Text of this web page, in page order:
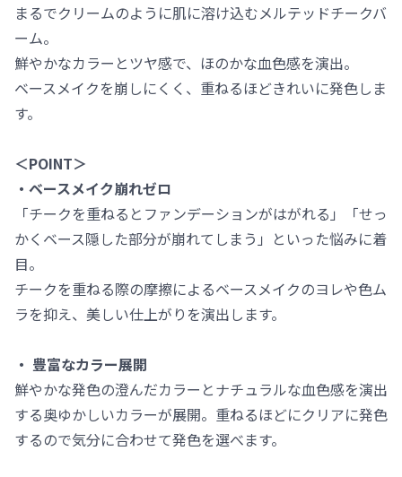
まるでクリームのように肌に溶け込むメルテッドチークバ
ーム。
鮮やかなカラーとツヤ感で、ほのかな血色感を演出。
ベースメイクを崩しにくく、重ねるほどきれいに発色しま
す。
＜POINT＞
・ベースメイク崩れゼロ
「チークを重ねるとファンデーションがはがれる」「せっ
かくベース隠した部分が崩れてしまう」といった悩みに着
目。
チークを重ねる際の摩擦によるベースメイクのヨレや色ム
ラを抑え、美しい仕上がりを演出します。
・ 豊富なカラー展開
鮮やかな発色の澄んだカラーとナチュラルな血色感を演出
する奥ゆかしいカラーが展開。重ねるほどにクリアに発色
するので気分に合わせて発色を選べます。